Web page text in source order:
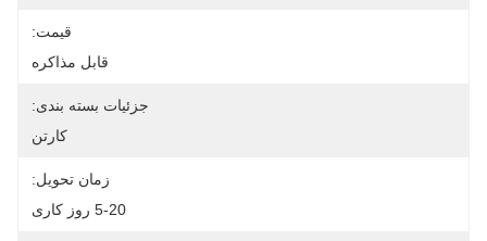
قیمت:
قابل مذاکره
جزئیات بسته بندی:
کارتن
زمان تحویل:
5-20 روز کاری